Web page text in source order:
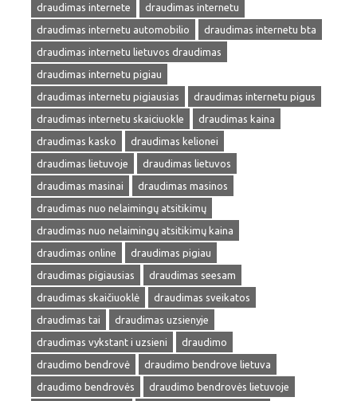
draudimas internete
draudimas internetu
draudimas internetu automobilio
draudimas internetu bta
draudimas internetu lietuvos draudimas
draudimas internetu pigiau
draudimas internetu pigiausias
draudimas internetu pigus
draudimas internetu skaiciuokle
draudimas kaina
draudimas kasko
draudimas kelionei
draudimas lietuvoje
draudimas lietuvos
draudimas masinai
draudimas masinos
draudimas nuo nelaimingų atsitikimų
draudimas nuo nelaimingų atsitikimų kaina
draudimas online
draudimas pigiau
draudimas pigiausias
draudimas seesam
draudimas skaičiuoklė
draudimas sveikatos
draudimas tai
draudimas uzsienyje
draudimas vykstant i uzsieni
draudimo
draudimo bendrovė
draudimo bendrove lietuva
draudimo bendrovės
draudimo bendrovės lietuvoje